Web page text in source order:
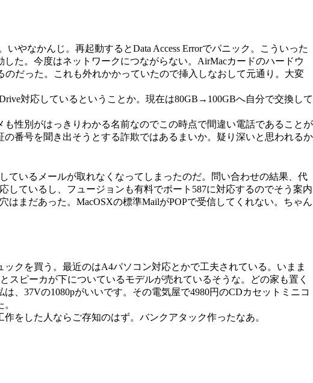
やなかんじ。再起動するとData Access Errorでパニック。こういった
た。今度はネットワークにつながらない。AirMacカードのハードウ
だった。これも外れかかっていたので挿入しなおして元通り。大変
対応しているということか。現在は80GB→100GBへ自分で交換して
性別がはっきりわかる名前なのでこの時点で間違い電話であることが
番号を聞き出そうとする詐欺ではあるまいか。疑り深いと思われるか
ているメールが取れなくなってしまったのだ。問い合わせの結果、代
ているし、フュージョンも有料でポート587に対応するのでそう案内
まだあった。MacOSXの標準MailがPOPで受信してくれない。ちゃん
クを買う。最近のはA4パソコン対応とかで工夫されている。いまま
ピーカが下についているモデルが売れているそうな。どの家も置く
、37Vの1080pがいいです。その電気屋で4980円のCDカセットミニコ
をした人ならご存知のはず。バンクアタック作ったなあ。